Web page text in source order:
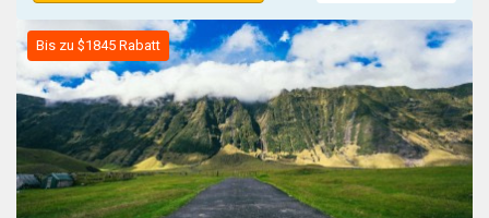
Bis zu $1845 Rabatt